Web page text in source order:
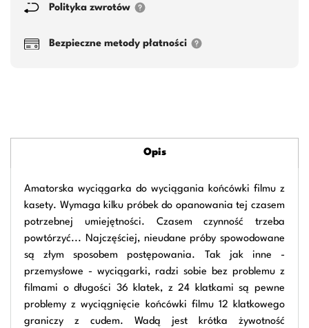
Polityka zwrotów
Bezpieczne metody płatności
Opis
Amatorska wyciągarka do wyciągania końcówki filmu z
kasety. Wymaga kilku próbek do opanowania tej czasem
potrzebnej umiejętności. Czasem czynność trzeba
powtórzyć... Najczęściej, nieudane próby spowodowane
są złym sposobem postępowania. Tak jak inne -
przemysłowe - wyciągarki, radzi sobie bez problemu z
filmami o długości 36 klatek, z 24 klatkami są pewne
problemy z wyciągnięcie końcówki filmu 12 klatkowego
graniczy z cudem. Wadą jest krótka żywotność